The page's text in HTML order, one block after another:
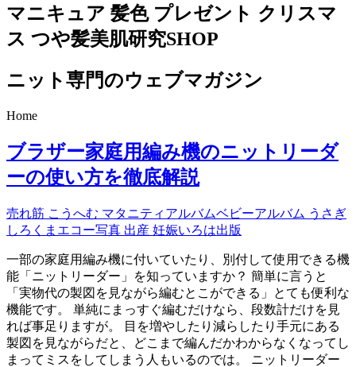
マニキュア 髪色 プレゼント クリスマ
ス つや髪美肌研究SHOP
ニット専門のウェブマガジン
Home
ブラザー家庭用編み機のニットリーダ
ーの使い方を徹底解説
売れ筋 こうへむ マタニティアルバムベビーアルバム うさぎ
しろくまエコー写真 出産 妊娠いろは出版
一部の家庭用編み機に付いていたり、別付して使用できる機
能「ニットリーダー」を知っていますか？ 簡単に言うと
「実物代の製図を見ながら編むとこができる」とても便利な
機能です。 単純にまっすぐ編むだけなら、段数計だけを見
れば事足りますが。 目を増やしたり減らしたり手元にある
製図を見ながらだと、どこまで編んだかわからなくなってし
まってミスをしてしまう人もいるのでは。 ニットリーダー